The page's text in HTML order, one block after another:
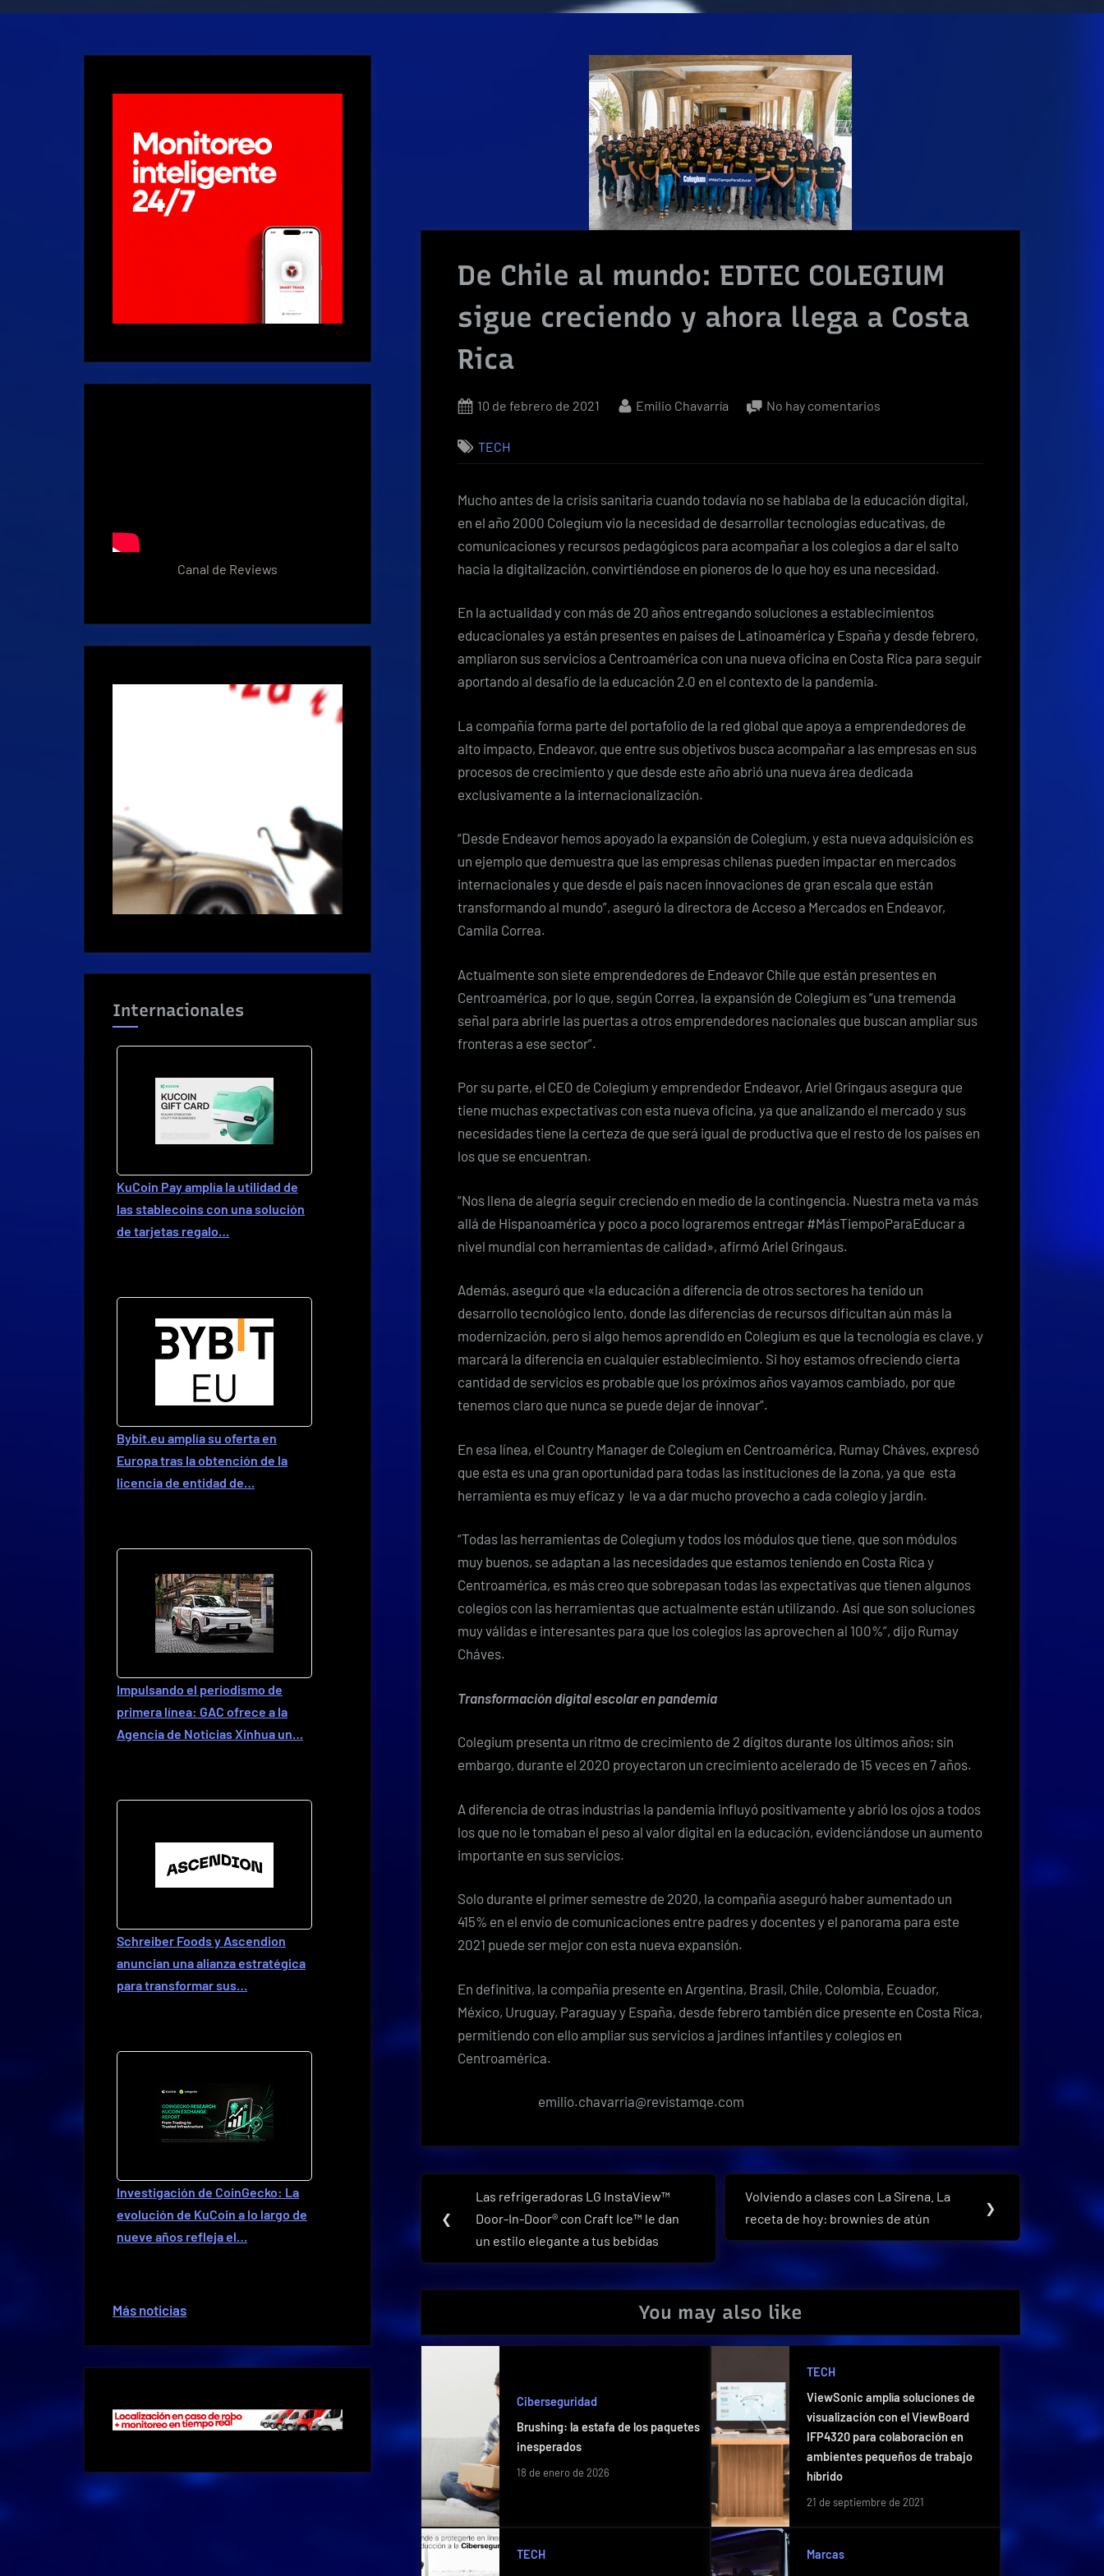
De Chile al mundo: EDTEC COLEGIUM
sigue creciendo y ahora llega a Costa
Rica
Posted
10 de febrero de 2021 By
Emilio Chavarría No hay comentarios
mundo:
EDTEC
COLEGIUM
y
TECH
Mucho antes de la crisis sanitaria cuando todavía no se hablaba de la educación digital,
en el año 2000 Colegium vio la necesidad de desarrollar tecnologías educativas, de
comunicaciones y recursos pedagógicos para acompañar a los colegios a dar el salto
hacia la digitalización, convirtiéndose en pioneros de lo que hoy es una necesidad.
En la actualidad y con más de 20 años entregando soluciones a establecimientos
educacionales ya están presentes en países de Latinoamérica y España y desde febrero,
ampliaron sus servicios a Centroamérica con una nueva oficina en Costa Rica para seguir
aportando al desafío de la educación 2.0 en el contexto de la pandemia.
La compañía forma parte del portafolio de la red global que apoya a emprendedores de
alto impacto, Endeavor, que entre sus objetivos busca acompañar a las empresas en sus
procesos de crecimiento y que desde este año abrió una nueva área dedicada
exclusivamente a la internacionalización.
“Desde Endeavor hemos apoyado la expansión de Colegium, y esta nueva adquisición es
un ejemplo que demuestra que las empresas chilenas pueden impactar en mercados
internacionales y que desde el país nacen innovaciones de gran escala que están
transformando al mundo”, aseguró la directora de Acceso a Mercados en Endeavor,
Camila Correa.
Actualmente son siete emprendedores de Endeavor Chile que están presentes en
Centroamérica, por lo que, según Correa, la expansión de Colegium es “una tremenda
señal para abrirle las puertas a otros emprendedores nacionales que buscan ampliar sus
fronteras a ese sector”.
Por su parte, el CEO de Colegium y emprendedor Endeavor, Ariel Gringaus asegura que
tiene muchas expectativas con esta nueva oficina, ya que analizando el mercado y sus
necesidades tiene la certeza de que será igual de productiva que el resto de los países en
los que se encuentran.
“Nos llena de alegría seguir creciendo en medio de la contingencia. Nuestra meta va más
allá de Hispanoamérica y poco a poco lograremos entregar #MásTiempoParaEducar a
nivel mundial con herramientas de calidad», afirmó Ariel Gringaus.
Además, aseguró que «la educación a diferencia de otros sectores ha tenido un
desarrollo tecnológico lento, donde las diferencias de recursos dificultan aún más la
modernización, pero si algo hemos aprendido en Colegium es que la tecnología es clave, y
marcará la diferencia en cualquier establecimiento. Si hoy estamos ofreciendo cierta
cantidad de servicios es probable que los próximos años vayamos cambiado, por que
tenemos claro que nunca se puede dejar de innovar”.
En esa línea, el Country Manager de Colegium en Centroamérica, Rumay Cháves, expresó
que esta es una gran oportunidad para todas las instituciones de la zona, ya que esta
herramienta es muy eficaz y le va a dar mucho provecho a cada colegio y jardín.
“Todas las herramientas de Colegium y todos los módulos que tiene, que son módulos
muy buenos, se adaptan a las necesidades que estamos teniendo en Costa Rica y
Centroamérica, es más creo que sobrepasan todas las expectativas que tienen algunos
colegios con las herramientas que actualmente están utilizando. Así que son soluciones
muy válidas e interesantes para que los colegios las aprovechen al 100%”, dijo Rumay
Cháves.
Transformación digital escolar en pandemia
Colegium presenta un ritmo de crecimiento de 2 dígitos durante los últimos años; sin
embargo, durante el 2020 proyectaron un crecimiento acelerado de 15 veces en 7 años.
A diferencia de otras industrias la pandemia influyó positivamente y abrió los ojos a todos
los que no le tomaban el peso al valor digital en la educación, evidenciándose un aumento
importante en sus servicios.
Solo durante el primer semestre de 2020, la compañía aseguró haber aumentado un
415% en el envío de comunicaciones entre padres y docentes y el panorama para este
2021 puede ser mejor con esta nueva expansión.
En definitiva, la compañía presente en Argentina, Brasil, Chile, Colombia, Ecuador,
México, Uruguay, Paraguay y España, desde febrero también dice presente en Costa Rica,
permitiendo con ello ampliar sus servicios a jardines infantiles y colegios en
Centroamérica.
emilio.chavarria@revistamqe.com
Navegación
de
entradas
❮
Previous
Post:
Las refrigeradoras LG InstaView™
Door-In-Door® con Craft Ice™ le dan
un estilo elegante a tus bebidas
Next
Post:
Volviendo a clases con La Sirena. La
receta de hoy: brownies de atún
❯
You may also like
Ciberseguridad
Brushing: la estafa de los paquetes
inesperados
18 de enero de 2026
TECH
ViewSonic amplía soluciones de
visualización con el ViewBoard
IFP4320 para colaboración en
ambientes pequeños de trabajo
híbrido
21 de septiembre de 2021
TECH
Marcas
Canal de Reviews
Internacionales
KuCoin Pay amplía la utilidad de
las stablecoins con una solución
de tarjetas regalo…
Bybit.eu amplía su oferta en
Europa tras la obtención de la
licencia de entidad de…
Impulsando el periodismo de
primera línea: GAC ofrece a la
Agencia de Noticias Xinhua un…
Schreiber Foods y Ascendion
anuncian una alianza estratégica
para transformar sus…
Investigación de CoinGecko: La
evolución de KuCoin a lo largo de
nueve años refleja el…
Más noticias